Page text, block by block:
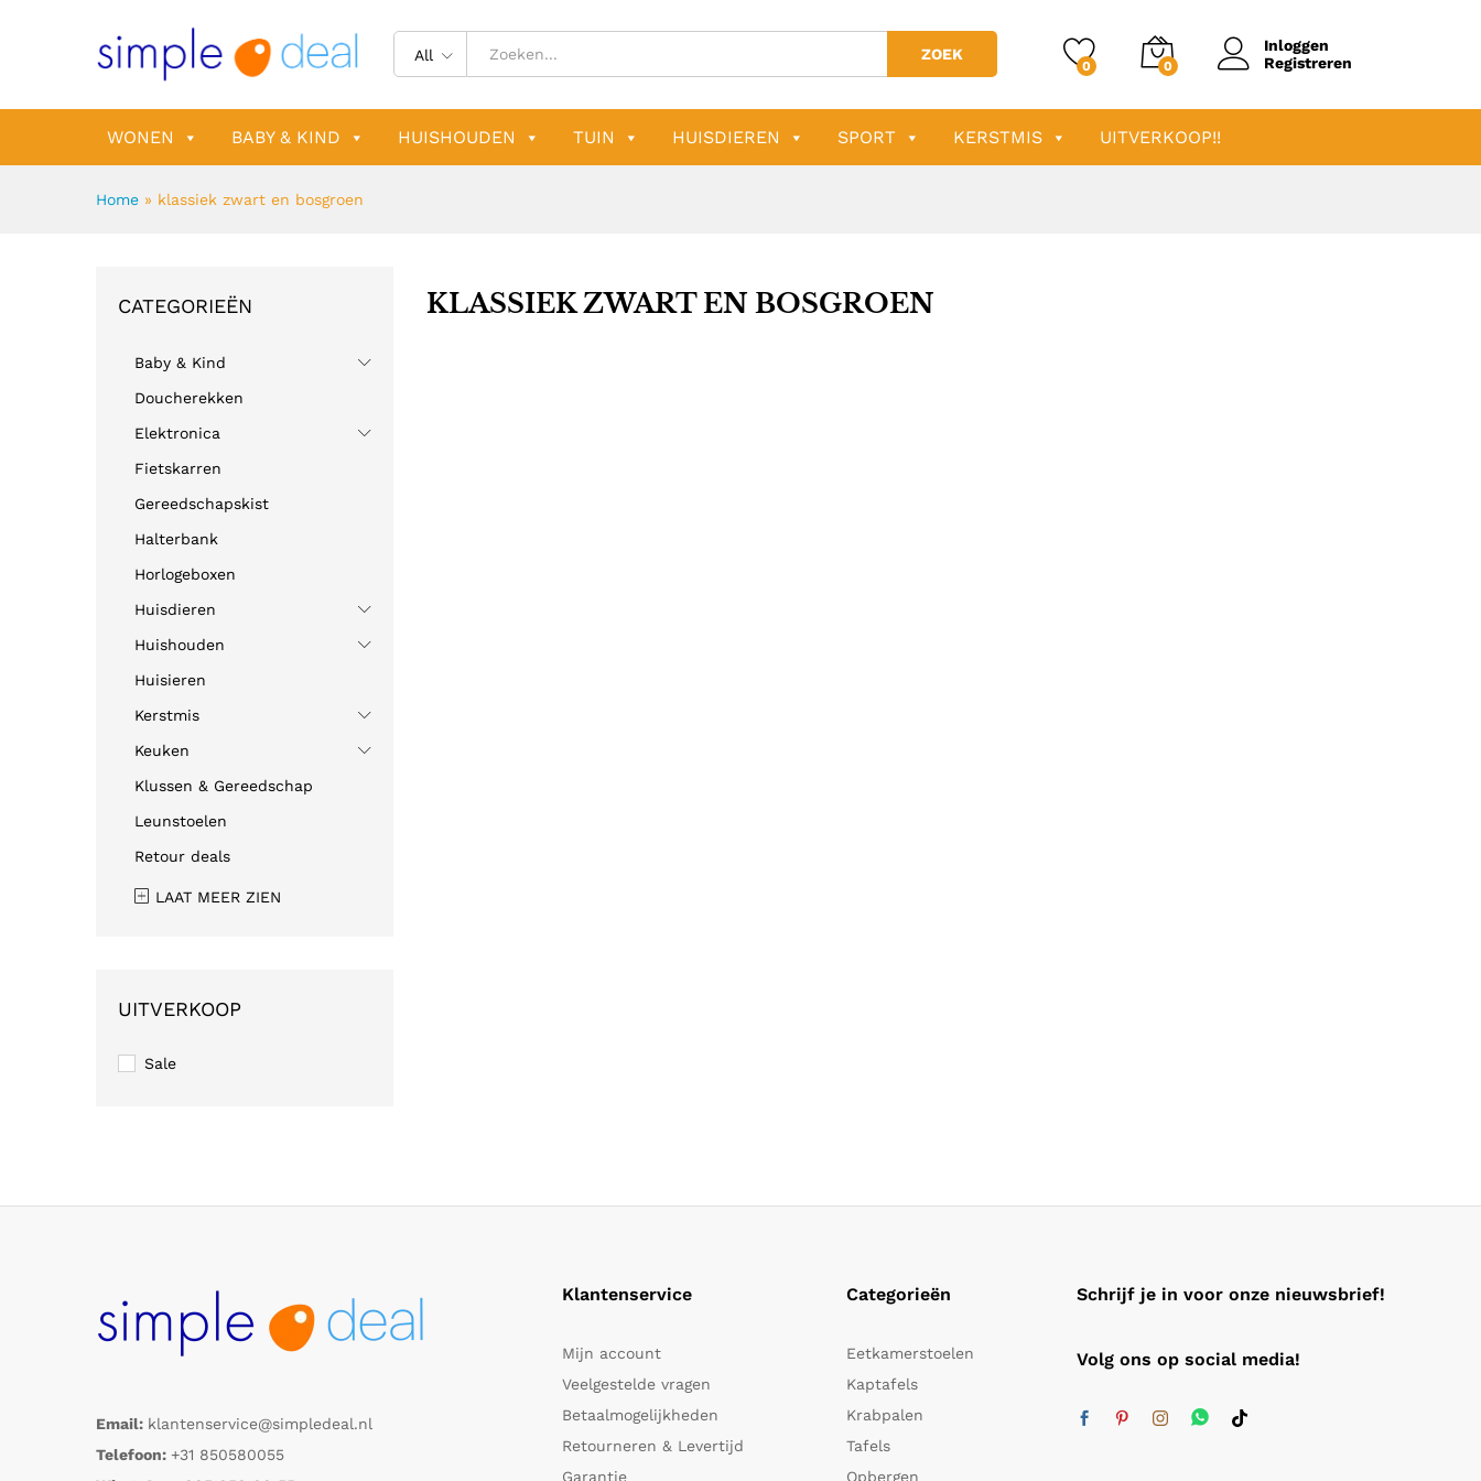
All ZOEK
0 0
Inloggen
Registreren
WONEN BABY & KIND HUISHOUDEN TUIN HUISDIEREN SPORT KERSTMIS UITVERKOOP!!
Home » klassiek zwart en bosgroen
KLASSIEK ZWART EN BOSGROEN
CATEGORIEËN
Baby & Kind
Doucherekken
Elektronica
Fietskarren
Gereedschapskist
Halterbank
Horlogeboxen
Huisdieren
Huishouden
Huisieren
Kerstmis
Keuken
Klussen & Gereedschap
Leunstoelen
Retour deals
LAAT MEER ZIEN
UITVERKOOP
Sale
Email: klantenservice@simpledeal.nl
Telefoon: +31 850580055
Klantenservice
Mijn account
Veelgestelde vragen
Betaalmogelijkheden
Retourneren & Levertijd
Garantie
Categorieën
Eetkamerstoelen
Kaptafels
Krabpalen
Tafels
Opbergen
Schrijf je in voor onze nieuwsbrief!
Volg ons op social media!